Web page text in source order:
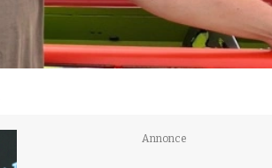
Annonce